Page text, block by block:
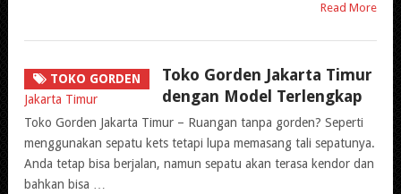
Read More
TOKO GORDEN
Toko Gorden Jakarta Timur
dengan Model Terlengkap
Toko Gorden Jakarta Timur – Ruangan tanpa gorden? Seperti
menggunakan sepatu kets tetapi lupa memasang tali sepatunya.
Anda tetap bisa berjalan, namun sepatu akan terasa kendor dan
bahkan bisa …